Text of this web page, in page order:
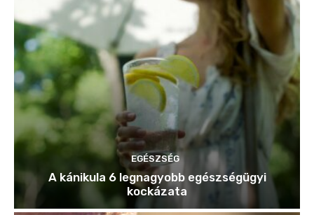
EGÉSZSÉG
A kánikula 6 legnagyobb egészségügyi
kockázata